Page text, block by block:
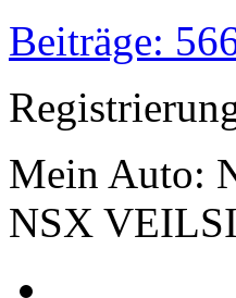
Beiträge:
Mein Auto:
NSX